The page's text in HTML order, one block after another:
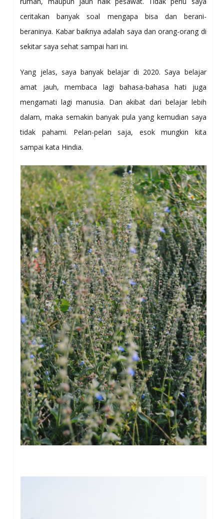
ceritakan banyak soal mengapa bisa dan berani-
beraninya. Kabar baiknya adalah saya dan orang-orang di
sekitar saya sehat sampai hari ini.
Yang jelas, saya banyak belajar di 2020. Saya belajar
amat jauh, membaca lagi bahasa-bahasa hati juga
mengamati lagi manusia. Dan akibat dari belajar lebih
dalam, maka semakin banyak pula yang kemudian saya
tidak pahami. Pelan-pelan saja, esok mungkin kita
sampai kata Hindia.